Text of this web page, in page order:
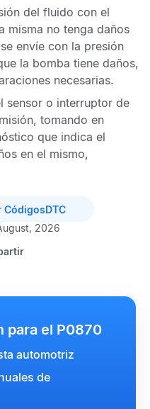
del fluido con el
misma no tenga daños
envíe con la presión
la bomba tiene daños,
necesarias.
sensor o interruptor de
tomando en
que indica el
en el mismo,
2026
para el P0870
automotriz
de